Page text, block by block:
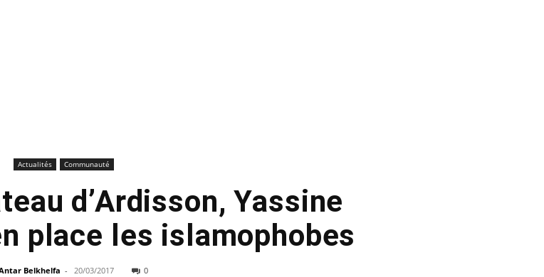
Actualités Communauté
d’Ardisson, Yassine
place les islamophobes
Belkhelfa - 20/03/2017 0